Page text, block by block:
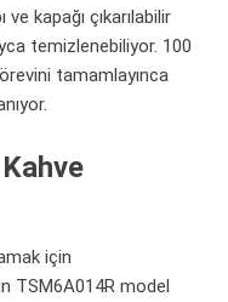
kapağı çıkarılabilir
temizlenebiliyor. 100
tamamlayınca
için
TSM6A014R model